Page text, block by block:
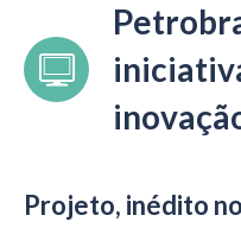
Projeto, inédito